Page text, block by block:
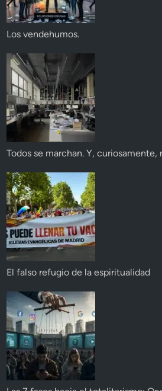
Los vendehumos.
Todos se marchan. Y, curiosamente,
El falso refugio de la espiritualidad